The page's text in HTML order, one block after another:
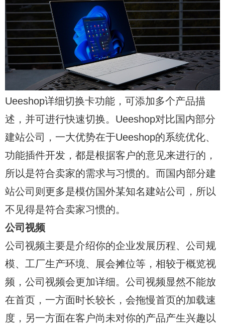
Ueeshop详细切换卡功能，可添加多个产品描
述，并可进行快速切换。Ueeshop对比国内部分
建站公司，一大优势在于Ueeshop的系统优化、
功能插件开发，都是根据客户的意见来进行的，
所以是符合卖家的需求与习惯的。而国内部分建
站公司则更多是模仿国外某知名建站公司，所以
不见得是符合卖家习惯的。
公司视频
公司视频主要是介绍你的企业发展历程、公司规
模、工厂生产环境、展会摊位等，相较于概览视
频，公司视频会更加详细。公司视频显然不能放
在首页，一方面时长较长，会拖慢首页的加载速
度，另一方面在客户尚未对你的产品产生兴趣以